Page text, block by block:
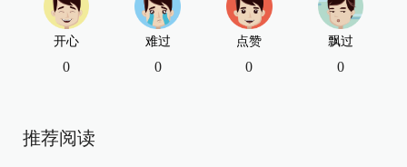
开心
0
难过
0
点赞
0
飘过
0
推荐阅读